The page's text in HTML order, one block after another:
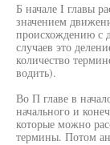
Б начале I главы
значением
происхождению с
случаев это
количество
водить).
Во П главе в
начального и
которые можно
термины. Потом